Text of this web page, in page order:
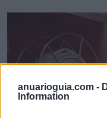
anuarioguia.com -
Information